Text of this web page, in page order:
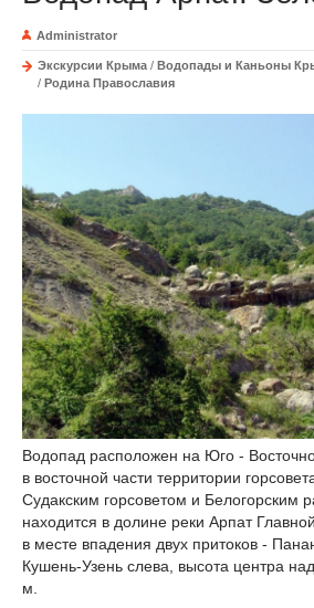
Administrator
Экскурсии Крыма / Водопады и Каньоны
/ Родина Православия
Водопад расположен на Юго -
в восточной части территории
Судакским горсоветом и Белогорским
находится в долине реки Арпaт
в месте впадения двух притоков -
Кушень-Узень слева, высота центра
м.